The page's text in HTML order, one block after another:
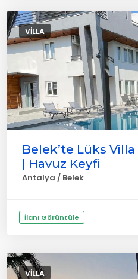
VILLA
Belek’te Lüks Villa
| Havuz Keyfi
Antalya / Belek
İlanı Görüntüle
VILLA